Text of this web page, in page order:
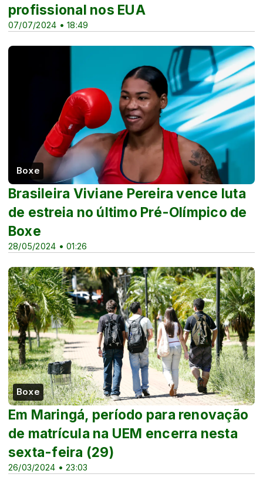
07/07/2024 • 18:49
profissional nos EUA
Boxe
28/05/2024 • 01:26
Brasileira Viviane Pereira vence luta
de estreia no último Pré-Olímpico de
Boxe
Boxe
26/03/2024 • 23:03
Em Maringá, período para renovação
de matrícula na UEM encerra nesta
sexta-feira (29)